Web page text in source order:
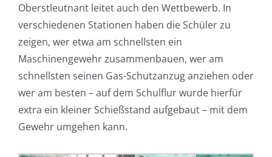
Oberstleutnant leitet auch den Wettbewerb. In
verschiedenen Stationen haben die Schüler zu
zeigen, wer etwa am schnellsten ein
Maschinengewehr zusammenbauen, wer am
schnellsten seinen Gas-Schutzanzug anziehen oder
wer am besten – auf dem Schulflur wurde hierfür
extra ein kleiner Schießstand aufgebaut – mit dem
Gewehr umgehen kann.